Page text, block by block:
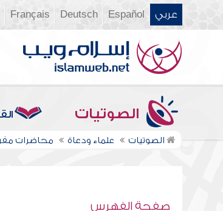
عربي Español
Deutsch
Français
الصوتيات
الصوتيات علماء ودعاة محاضرات
صفحة الفهرس